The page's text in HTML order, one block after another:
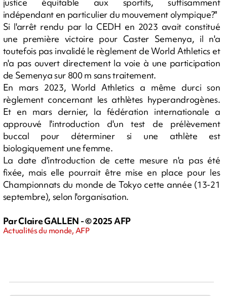
indépendant en particulier du mouvement olympique?"
Si l'arrêt rendu par la CEDH en 2023 avait constitué
une première victoire pour Caster Semenya, il n'a
toutefois pas invalidé le règlement de World Athletics et
n'a pas ouvert directement la voie à une participation
de Semenya sur 800 m sans traitement.
En mars 2023, World Athletics a même durci son
règlement concernant les athlètes hyperandrogènes.
Et en mars dernier, la fédération internationale a
approuvé l'introduction d'un test de prélèvement
buccal pour déterminer si une athlète est
biologiquement une femme.
La date d'introduction de cette mesure n'a pas été
fixée, mais elle pourrait être mise en place pour les
Championnats du monde de Tokyo cette année (13-21
septembre), selon l'organisation.
Par Claire GALLEN - © 2025 AFP
Actualités du monde, AFP